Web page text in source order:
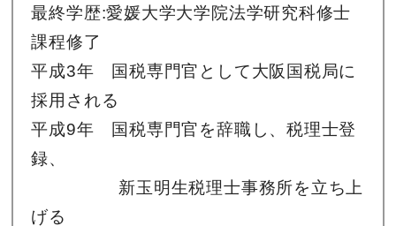
最終学歴:愛媛大学大学院法学研究科修士
課程修了
平成3年 国税専門官として大阪国税局に
採用される
平成9年 国税専門官を辞職し、税理士登
録、
新玉明生税理士事務所を立ち上
げる